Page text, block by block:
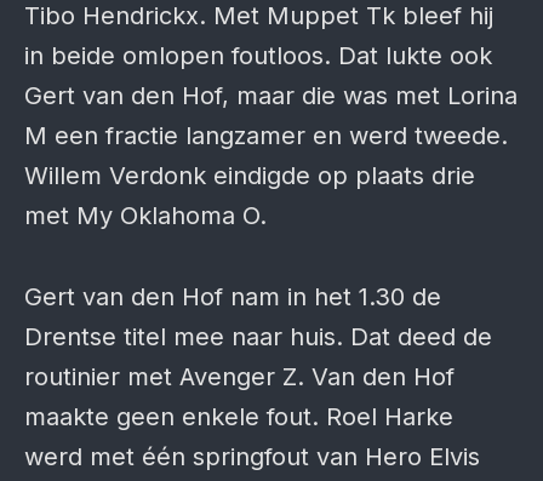
Tibo Hendrickx. Met Muppet Tk bleef hij
in beide omlopen foutloos. Dat lukte ook
Gert van den Hof, maar die was met Lorina
M een fractie langzamer en werd tweede.
Willem Verdonk eindigde op plaats drie
met My Oklahoma O.
Gert van den Hof nam in het 1.30 de
Drentse titel mee naar huis. Dat deed de
routinier met Avenger Z. Van den Hof
maakte geen enkele fout. Roel Harke
werd met één springfout van Hero Elvis